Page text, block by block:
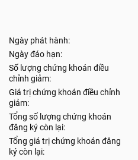
Ngày phát hành:
Ngày đáo hạn:
Số lượng chứng khoán điều
chỉnh giảm:
Giá trị chứng khoán điều chỉnh
giảm:
Tổng số lượng chứng khoán
đăng ký còn lại:
Tổng giá trị chứng khoán đăng
ký còn lại: